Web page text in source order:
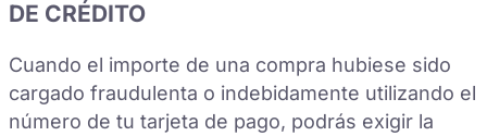
DE CRÉDITO
Cuando el importe de una compra hubiese sido
cargado fraudulenta o indebidamente utilizando el
número de tu tarjeta de pago, podrás exigir la